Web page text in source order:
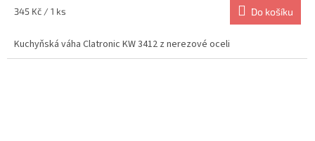
Měrná
345 Kč / 1 ks Do košíku
Kuchyňská váha Clatronic KW 3412 z nerezové oceli